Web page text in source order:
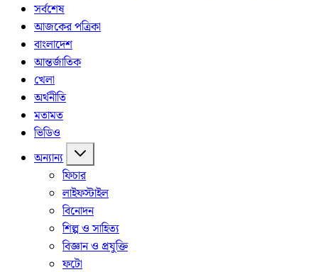
সর্বশেষ
আজকের পত্রিকা
বাংলাদেশ
আন্তর্জাতিক
খেলা
অর্থনীতি
মতামত
ভিডিও
অন্যান্য
ফিচার
লাইফস্টাইল
বিনোদন
শিল্প ও সাহিত্য
বিজ্ঞান ও প্রযুক্তি
ফটো